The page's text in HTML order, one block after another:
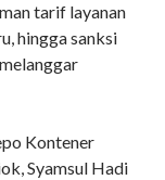
tarif layanan
hingga sanksi
Kontener
Syamsul Hadi